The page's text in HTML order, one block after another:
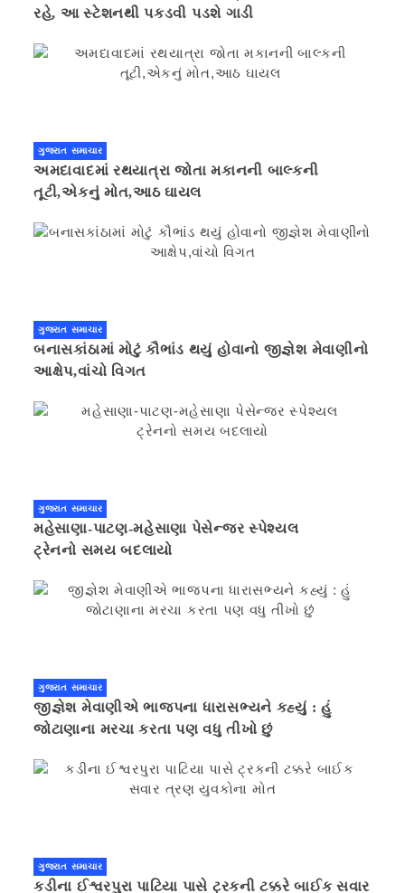
રહે, આ સ્ટેશનથી પકડવી પડશે ગાડી
ગુજરાત સમાચાર
અમદાવાદમાં રથયાત્રા જોતા મકાનની બાલ્કની
તૂટી,એકનું મોત,આઠ ઘાયલ
ગુજરાત સમાચાર
બનાસકાંઠામાં મોટું કૌભાંડ થયું હોવાનો જીજ્ઞેશ મેવાણીનો
આક્ષેપ,વાંચો વિગત
ગુજરાત સમાચાર
મહેસાણા-પાટણ-મહેસાણા પેસેન્જર સ્પેશ્યલ
ટ્રેનનો સમય બદલાયો
ગુજરાત સમાચાર
જીજ્ઞેશ મેવાણીએ ભાજપના ધારાસભ્યને કહ્યું : હું
જોટાણાના મરચા કરતા પણ વધુ તીખો છું
ગુજરાત સમાચાર
કડીના ઈશ્વરપુરા પાટિયા પાસે ટ્રકની ટક્કરે બાઈક સવાર